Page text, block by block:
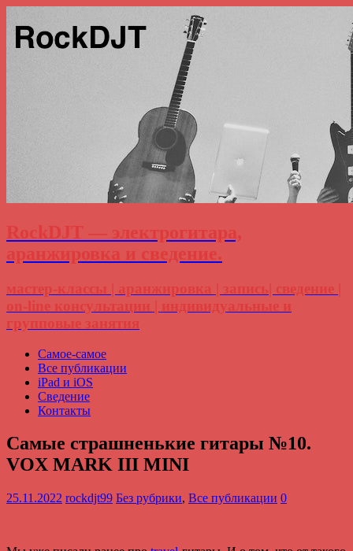
RockDJT — электрогитара,
аранжировка и сведение.
мастер-классы | аранжировка | запись| сведение |
on-line консультации | индивидуальные и
групповые занятия
Самое-самое
Все публикации
iPad и iOS
Сведение
Контакты
Самые страшненькие гитары №10.
VOX MARK III MINI
25.11.2022 rockdjt99 Без рубрики, Все публикации 0